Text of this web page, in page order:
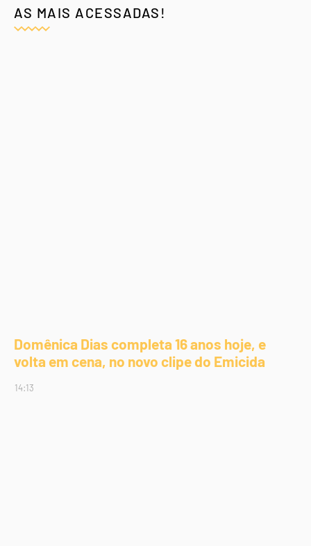
AS MAIS ACESSADAS!
Domênica Dias completa 16 anos hoje, e
volta em cena, no novo clipe do Emicida
14:13